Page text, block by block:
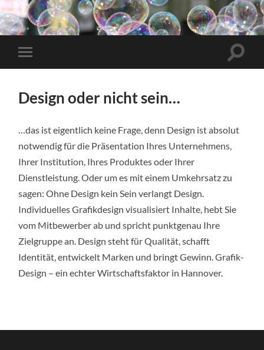
Design oder nicht sein…
…das ist eigentlich keine Frage, denn Design ist absolut
notwendig für die Präsentation Ihres Unternehmens,
Ihrer Institution, Ihres Produktes oder Ihrer
Dienstleistung. Oder um es mit einem Umkehrsatz zu
sagen: Ohne Design kein Sein verlangt Design.
Individuelles Grafikdesign visualisiert Inhalte, hebt Sie
vom Mitbewerber ab und spricht punktgenau Ihre
Zielgruppe an. Design steht für Qualität, schafft
Identität, entwickelt Marken und bringt Gewinn. Grafik-
Design – ein echter Wirtschaftsfaktor in Hannover.